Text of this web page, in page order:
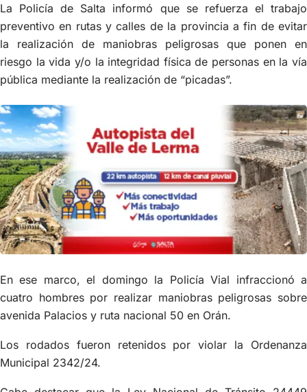
La Policía de Salta informó que se refuerza el trabajo
preventivo en rutas y calles de la provincia a fin de evitar
la realización de maniobras peligrosas que ponen en
riesgo la vida y/o la integridad física de personas en la vía
pública mediante la realización de “picadas”.
En ese marco, el domingo la Policía Vial infraccionó a
cuatro hombres por realizar maniobras peligrosas sobre
avenida Palacios y ruta nacional 50 en Orán.
Los rodados fueron retenidos por violar la Ordenanza
Municipal 2342/24.